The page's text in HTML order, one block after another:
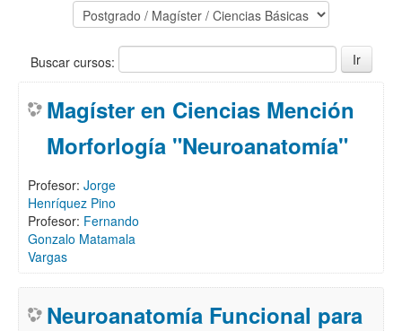
Buscar cursos:
Magíster en Ciencias Mención
Morforlogía "Neuroanatomía"
Profesor: Jorge
Henríquez Pino
Profesor: Fernando
Gonzalo Matamala
Vargas
Neuroanatomía Funcional para